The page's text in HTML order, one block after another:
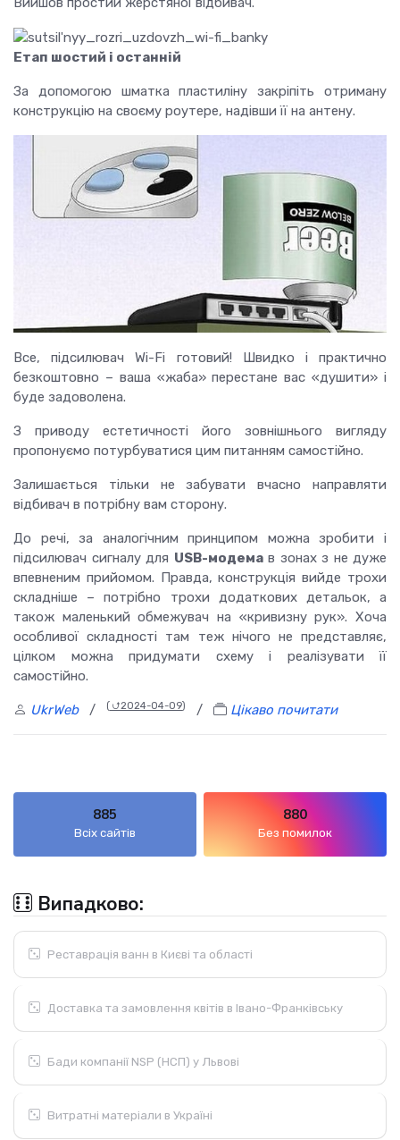
Етап шостий і останній
За допомогою шматка пластиліну закріпіть отриману
конструкцію на своєму роутере, надівши її на антену.
Все, підсилювач Wi-Fi готовий! Швидко і практично
безкоштовно – ваша «жаба» перестане вас «душити» і
буде задоволена.
З приводу естетичності його зовнішнього вигляду
пропонуємо потурбуватися цим питанням самостійно.
Залишається тільки не забувати вчасно направляти
відбивач в потрібну вам сторону.
До речі, за аналогічним принципом можна зробити і
підсилювач сигналу для USB-модемав зонах з не дуже
впевненим прийомом. Правда, конструкція вийде трохи
складніше – потрібно трохи додаткових детальок, а
також маленький обмежувач на «кривизну рук». Хоча
особливої ​​складності там теж нічого не представляє,
цілком можна придумати схему і реалізувати її
самостійно.
UkrWeb/ ( ⮍2024-04-09) / Цікаво почитати
885
Всіх сайтів
880
Без помилок
Випадково:
Реставрація ванн в Києві та області
Доставка та замовлення квітів в Івано-Франківську
Бади компанії NSP (НСП) у Львові
Витратні матеріали в Україні